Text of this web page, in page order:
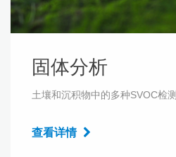
固体分析
土壤和沉积物中的多种SVOC检测
查看详情